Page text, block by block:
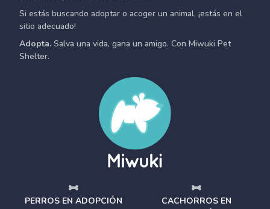
Si estás buscando adoptar o acoger un animal, ¡estás en el
sitio adecuado!
Adopta. Salva una vida, gana un amigo. Con Miwuki Pet
Shelter.
PERROS EN ADOPCIÓN
CACHORROS EN